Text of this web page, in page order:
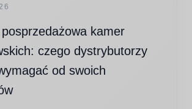
posprzedażowa kamer
czego dystrybutorzy
od swoich